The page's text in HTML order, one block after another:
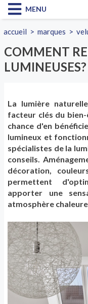
MENU
accueil >marques >
COMMENT
LUMINEUSES?
La lumière
facteur clés du
chance d'en
lumineux et
spécialistes de la
conseils.
décoration,
permettent
apporter une
atmosphère